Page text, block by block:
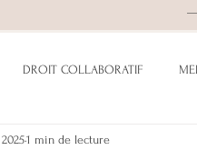
DROIT COLLABORATIF
ADOPTION
1 min de lecture